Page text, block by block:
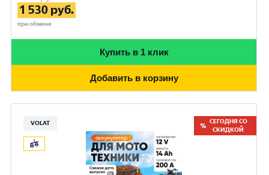
1 530 руб.
при обмене
Купить в 1 клик
Добавить в корзину
VOLAT
СЕГОДНЯ СО
СКИДКОЙ